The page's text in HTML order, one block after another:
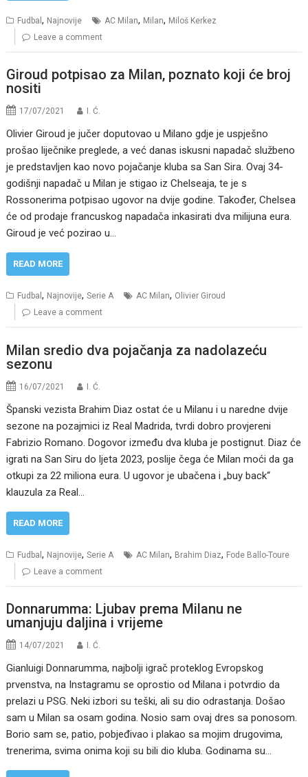
Fudbal, Najnovije AC Milan, Milan, Miloš Kerkez
Leave a comment
Giroud potpisao za Milan, poznato koji će broj
nositi
17/07/2021 I. Ć.
Olivier Giroud je jučer doputovao u Milano gdje je uspješno
prošao liječnike preglede, a već danas iskusni napadač službeno
je predstavljen kao novo pojačanje kluba sa San Sira. Ovaj 34-
godišnji napadač u Milan je stigao iz Chelseaja, te je s
Rossonerima potpisao ugovor na dvije godine. Također, Chelsea
će od prodaje francuskog napadača inkasirati dva milijuna eura.
Giroud je već pozirao u…
READ MORE
Fudbal, Najnovije,Serie A AC Milan, Olivier Giroud
Leave a comment
Milan sredio dva pojačanja za nadolazeću
sezonu
16/07/2021 I. Ć.
Španski vezista Brahim Diaz ostat će u Milanu i u naredne dvije
sezone na pozajmici iz Real Madrida, tvrdi dobro provjereni
Fabrizio Romano. Dogovor između dva kluba je postignut. Diaz će
igrati na San Siru do ljeta 2023, poslije čega će Milan moći da ga
otkupi za 22 miliona eura. U ugovor je ubačena i „buy back“
klauzula za Real…
READ MORE
Fudbal, Najnovije,Serie A AC Milan, Brahim Diaz, Fode Ballo-Toure
Leave a comment
Donnarumma: Ljubav prema Milanu ne
umanjuju daljina i vrijeme
14/07/2021 I. Ć.
Gianluigi Donnarumma, najbolji igrač proteklog Evropskog
prvenstva, na Instagramu se oprostio od Milana i potvrdio da
prelazi u PSG. Neki izbori su teški, ali su dio odrastanja. Došao
sam u Milan sa osam godina. Nosio sam ovaj dres sa ponosom.
Borio sam se, patio, pobjeđivao i plakao sa mojim drugovima,
trenerima, svima onima koji su bili dio kluba. Godinama su…